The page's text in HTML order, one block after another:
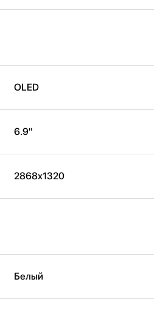
OLED
6.9"
2868x1320
Белый